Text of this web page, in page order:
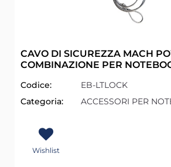
CAVO DI SICUREZZA MACH
COMBINAZIONE PER
Codice:
EB-LTLOCK
Categoria:
ACCESSORI PER
Wishlist